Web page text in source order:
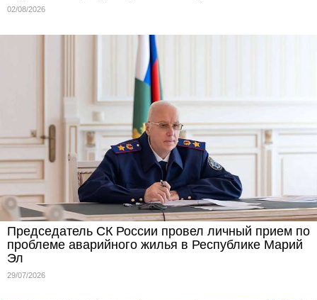
02/08/2026
Председатель СК России провел личный прием по
проблеме аварийного жилья в Республике Марий
Эл
29/07/2026